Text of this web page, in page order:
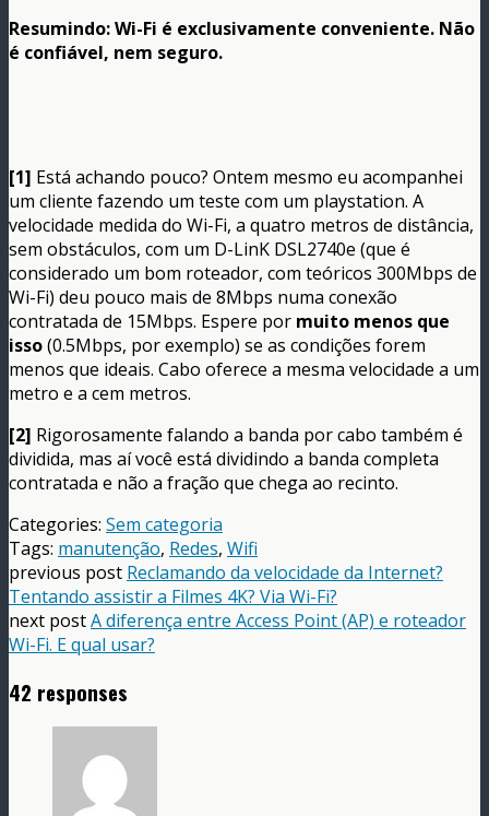
Resumindo: Wi-Fi é exclusivamente conveniente. Não
é confiável, nem seguro.
[1] Está achando pouco? Ontem mesmo eu acompanhei
um cliente fazendo um teste com um playstation. A
velocidade medida do Wi-Fi, a quatro metros de distância,
sem obstáculos, com um D-LinK DSL2740e (que é
considerado um bom roteador, com teóricos 300Mbps de
Wi-Fi) deu pouco mais de 8Mbps numa conexão
contratada de 15Mbps. Espere por muito menos que
isso(0.5Mbps, por exemplo) se as condições forem
menos que ideais. Cabo oferece a mesma velocidade a um
metro e a cem metros.
[2] Rigorosamente falando a banda por cabo também é
dividida, mas aí você está dividindo a banda completa
contratada e não a fração que chega ao recinto.
Categories: Sem categoria
Tags: manutenção, Redes, Wifi
previous post Reclamando da velocidade da Internet?
Tentando assistir a Filmes 4K? Via Wi-Fi?
next postA diferença entre Access Point (AP) e roteador
Wi-Fi. E qual usar?
42 responses